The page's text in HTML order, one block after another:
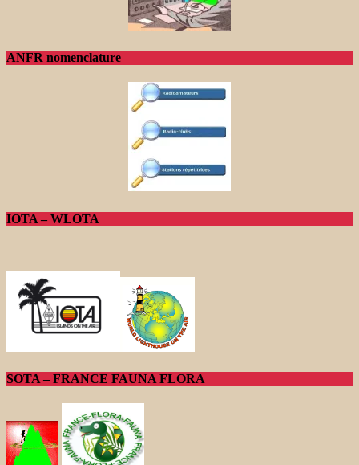
ANFR nomenclature
IOTA – WLOTA
SOTA – FRANCE FAUNA FLORA